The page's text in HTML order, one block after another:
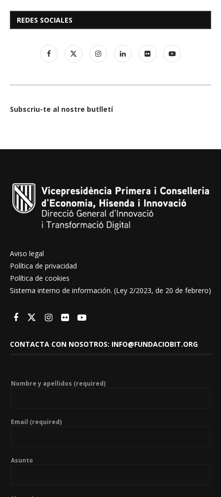
REDES SOCIALES
Subscriu-te al nostre butlletí
Aviso legal
Política de privacidad
Política de cookies
Sistema interno de información. (Ley 2/2023, de 20 de febrero)
CONTACTA CON NOSOTROS: INFO@FUNDACIOBIT.ORG
Nombre y apellidos (required)
Email (required)
Asunto